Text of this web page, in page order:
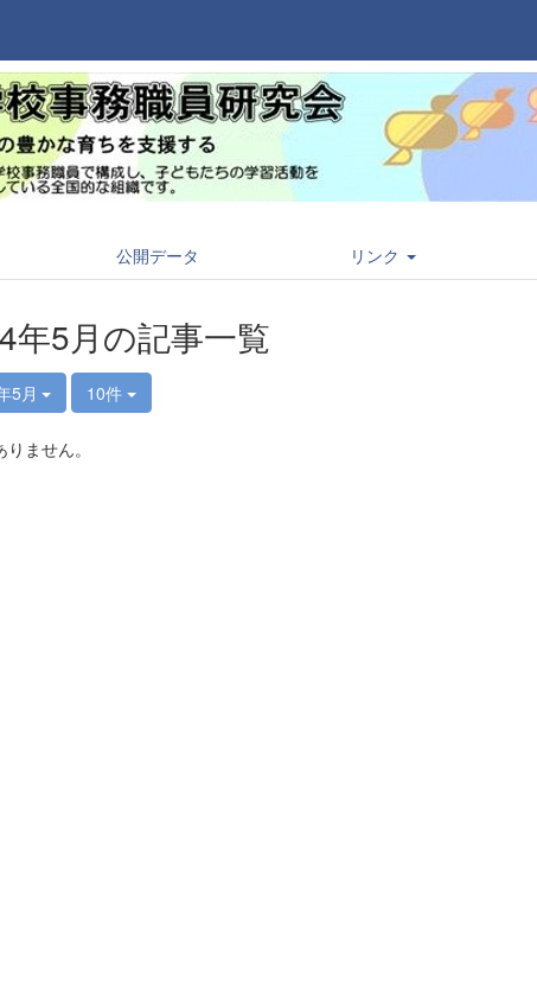
公開データ リンク
年5月の記事一覧
5月 10件
ません。